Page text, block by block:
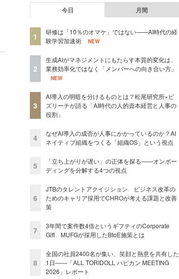
今日 月間
1
研修は「10％のオマケ」ではない——AI時代の経
験学習加速術
NEW
2
生成AIがマネジメントにもたらす本質的変化は、
業務効率化ではなく「メンバーへの向き合い方」
NEW
3
AI導入の明暗を分けるものとは？松尾研究所×ビ
ズリーチが語る「AI時代の人的資本経営と人事の
役割」
4
なぜAI導入の成否が人事にかかっているのか？AI
ネイティブ組織をつくる「組織OS」という視点
5
「立ち上がりが遅い」の正体を探る——オンボー
ディングを分解する4つの視点
6
JTBのタレントアクイジション ビジネス改革の
ためのキャリア採用でCHROが考える課題と改善
策
7
3年間で案件数4倍というギフティのCorporate
Gift MUFGが採用したBtoE施策とは
8
全国の社員2400名が集い、笑顔と熱意を共有した
1日――「ALL TORIDOLL ハピカン MEETING
2026」レポート